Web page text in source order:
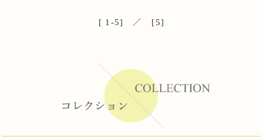
[ 1-5] ／ [5]